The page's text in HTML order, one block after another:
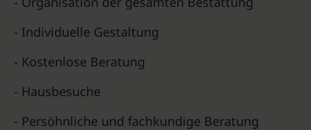
- Individuelle Gestaltung
- Kostenlose Beratung
- Hausbesuche
- Persöhnliche und fachkundige Beratung